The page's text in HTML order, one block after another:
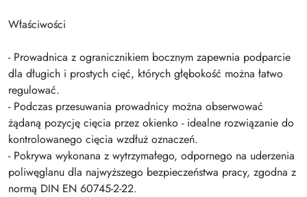
Właściwości
- Prowadnica z ogranicznikiem bocznym zapewnia podparcie
dla długich i prostych cięć, których głębokość można łatwo
regulować.
- Podczas przesuwania prowadnicy można obserwować
żądaną pozycję cięcia przez okienko - idealne rozwiązanie do
kontrolowanego cięcia wzdłuż oznaczeń.
- Pokrywa wykonana z wytrzymałego, odpornego na uderzenia
poliwęglanu dla najwyższego bezpieczeństwa pracy, zgodna z
normą DIN EN 60745-2-22.